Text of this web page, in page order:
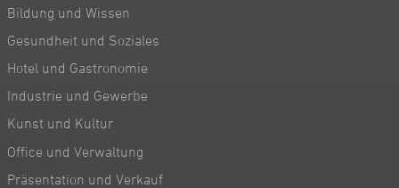
Bildung und Wissen
Gesundheit und Soziales
Hotel und Gastronomie
Industrie und Gewerbe
Kunst und Kultur
Office und Verwaltung
Präsentation und Verkauf